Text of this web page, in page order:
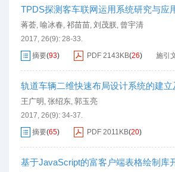
TPDS探测客车联网运用系统研究与应
蒋荟, 喻冰春, 祁苗苗, 刘茂朕, 曾宇清
2017, 26(9): 28-33.
摘要(93) PDF 2143KB(26) 施引
轨道车辆二维快速布局设计系统的建立
王广明 张绍东 郭玉亮
2017, 26(9): 34-37.
摘要(65) PDF 2011KB(20)
基于JavaScript的富客户端表格绘制库